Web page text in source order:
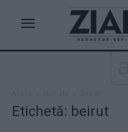
Etichetă: beirut